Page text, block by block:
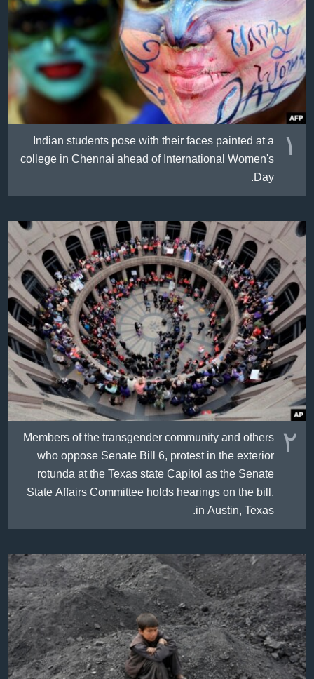
ژیان لە فەرهەنگدا
Learning English
FOLLOW US
١ Indian students pose with their faces painted at a
college in Chennai ahead of International Women's
Day.
٢ Members of the transgender community and others
who oppose Senate Bill 6, protest in the exterior
rotunda at the Texas state Capitol as the Senate
State Affairs Committee holds hearings on the bill,
in Austin, Texas.